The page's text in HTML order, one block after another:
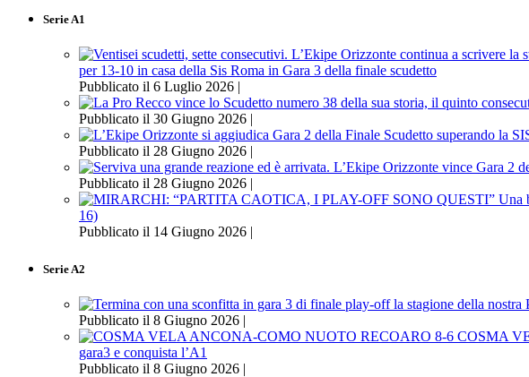
Serie A1
per 13-10 in casa della Sis Roma in Gara 3 della finale scudetto
Pubblicato il 6 Luglio 2026 |
Pubblicato il 30 Giugno 2026 |
Pubblicato il 28 Giugno 2026 |
Pubblicato il 28 Giugno 2026 |
16)
Pubblicato il 14 Giugno 2026 |
Serie A2
Pubblicato il 8 Giugno 2026 |
gara3 e conquista l’A1
Pubblicato il 8 Giugno 2026 |